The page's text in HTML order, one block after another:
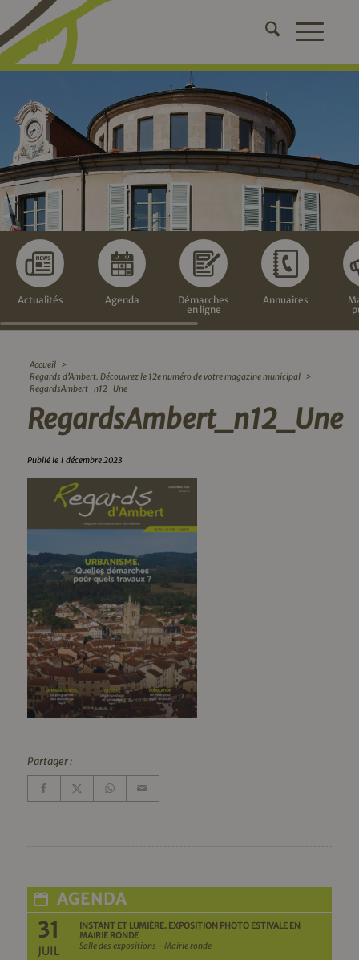
Actualités Agenda
Démarches
en ligne
Annuaires
Accueil >
Regards d’Ambert. Découvrez le 12e numéro de votre magazine municipal >
RegardsAmbert_n12_Une
RegardsAmbert_n12_Une
Publié le 1 décembre 2023
Partager :
AGENDA
31
JUIL
INSTANT ET LUMIÈRE. EXPOSITION PHOTO ESTIVALE EN
MAIRIE RONDE
Salle des expositions - Mairie ronde